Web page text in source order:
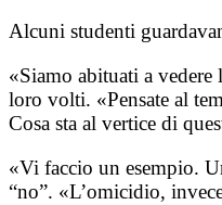
Alcuni studenti
«Siamo abituati a
loro volti. «Pensate al
Cosa sta al vertice di
«Vi faccio un esempio.
“no”. «L’omicidio,